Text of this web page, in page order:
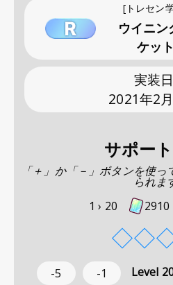
[トレセン
ウイニン
ケット
実装日
2021年2
サポー
「＋」か「－」ボタンを使
られま
1 › 20 2910
◇◇
-5 -1 Level